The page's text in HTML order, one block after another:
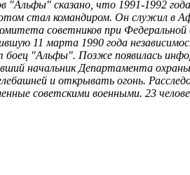
"Альфы" сказано, что 1991-1992
стал командиром. Он служил в
советников при
11 марта 1990 года
боец "Альфы". Позже появилась
начальник Департамента
и открывать огонь.
советскими военными. 23